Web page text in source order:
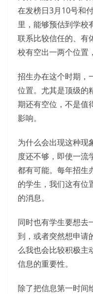
在发榜日3月10号和
里，能够预估到学校
联系比较信任的、有
校有空出一两个位置
招生办在这个时期，
位置。尤其是顶级的
期还有空位，不是值
影响。
为什么会出现这种现
度还不够，即使一流
都有可能。每年招生
的学生，我们这有位
的消息。
同时也有学生要想去
到，或者突然想申请
么我也会比较积极主
信息的重要性。
除了把信息第一时间